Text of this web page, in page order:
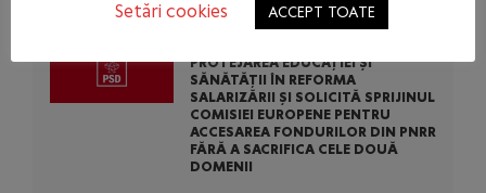
PROTEJAREA EDUCAȚIEI ȘI
SĂNĂTĂȚII ÎN REFORMA
SALARIZĂRII ȘI SOLICITĂ SPRIJINUL
COMISIEI EUROPENE PENTRU
ACCESAREA FONDURILOR DIN PNRR
FĂRĂ A SACRIFICA CELE DOUĂ
DOMENII
Setări cookies
ACCEPT TOATE